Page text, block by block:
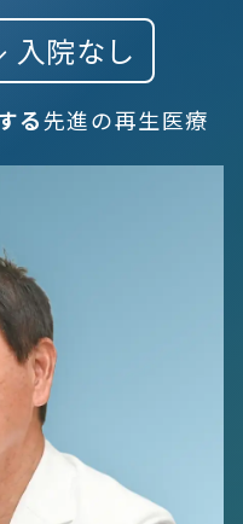
入院なし
る先進の再生医療